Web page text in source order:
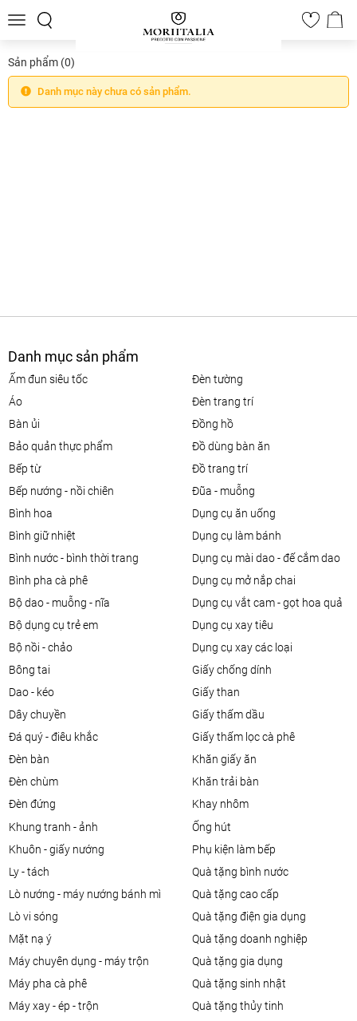
Toggle
0
Sản phẩm (0)
Danh mục này chưa có sản phẩm.
Danh mục sản phẩm
ấm đun siêu tốc
áo
bàn ủi
bảo quản thực phẩm
bếp từ
bếp nướng - nồi chiên
bình hoa
bình giữ nhiệt
bình nước - bình thời trang
bình pha cà phê
bộ dao - muỗng - nĩa
bộ dụng cụ trẻ em
bộ nồi - chảo
bông tai
dao - kéo
dây chuyền
đá quý - điêu khắc
đèn bàn
đèn chùm
đèn đứng
đèn tường
đèn trang trí
đồng hồ
đồ dùng bàn ăn
đồ trang trí
đũa - muỗng
dụng cụ ăn uống
dụng cụ làm bánh
dụng cụ mài dao - đế cắm dao
dụng cụ mở nắp chai
dụng cụ vắt cam - gọt hoa quả
dụng cụ xay tiêu
dụng cụ xay các loại
giấy chống dính
giấy than
giấy thấm dầu
giấy thấm lọc cà phê
khăn giấy ăn
khăn trải bàn
khay nhôm
khung tranh - ảnh
khuôn - giấy nướng
ly - tách
lò nướng - máy nướng bánh mì
lò vi sóng
mặt nạ ý
máy chuyên dụng - máy trộn
máy pha cà phê
máy xay - ép - trộn
ống hút
phụ kiện làm bếp
quà tặng bình nước
quà tặng cao cấp
quà tặng điện gia dụng
quà tặng doanh nghiệp
quà tặng gia dụng
quà tặng sinh nhật
quà tặng thủy tinh